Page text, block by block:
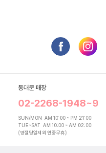
동대문 매장
02-2268-1948~9
SUN/MON AM 10:00 ~ PM 21:00
TUE~SAT AM 10:00 ~ AM 02:00
(명절당일제외 연중무휴)